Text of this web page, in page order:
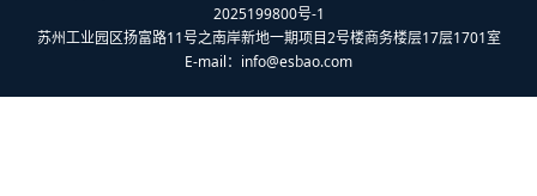
2025199800号-1
苏州工业园区扬富路11号之南岸新地一期项目2号楼商务楼层17层1701室
E-mail： info@esbao.com